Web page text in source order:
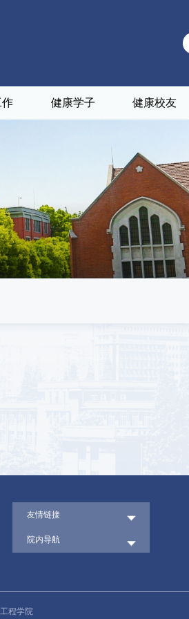
作 健康学子 健康校友
友情链接
院内导航
程学院